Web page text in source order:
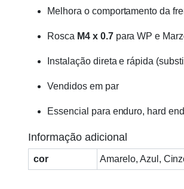
Melhora o comportamento da
Rosca M4 x 0.7para WP e
Instalação direta e rápida
Vendidos em par
Essencial para enduro, hard
Informação adicional
cor Amarelo, Azul,